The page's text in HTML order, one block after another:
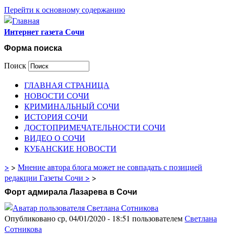
Перейти к основному содержанию
Интернет газета Сочи
Форма поиска
Поиск
ГЛАВНАЯ СТРАНИЦА
НОВОСТИ СОЧИ
КРИМИНАЛЬНЫЙ СОЧИ
ИСТОРИЯ СОЧИ
ДОСТОПРИМЕЧАТЕЛЬНОСТИ СОЧИ
ВИДЕО О СОЧИ
КУБАНСКИЕ НОВОСТИ
> > Мнение автора блога может не совпадать с позицией
редакции Газеты Сочи > >
Форт адмирала Лазарева в Сочи
Опубликовано ср, 04/01/2020 - 18:51 пользователемСветлана
Сотникова